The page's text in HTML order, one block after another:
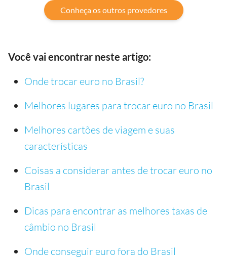
Conheça os outros provedores
Você vai encontrar neste artigo:
Onde trocar euro no Brasil?
Melhores lugares para trocar euro no Brasil
Melhores cartões de viagem e suas
características
Coisas a considerar antes de trocar euro no
Brasil
Dicas para encontrar as melhores taxas de
câmbio no Brasil
Onde conseguir euro fora do Brasil